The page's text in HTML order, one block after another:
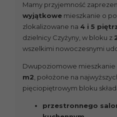
Mamy przyjemność
wyjątkowe mieszkanie o
zlokalizowane na 4 i 5
dzielnicy Czyżyny, w bloku z
wszelkimi nowoczesnymi
Dwupoziomowe
m2 , położone na
pięciopiętrowym bloku
przestronnego